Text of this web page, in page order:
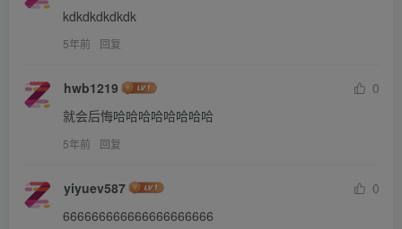
kdkdkdkdkdk
5年前 回复
hwb1219
0
就会后悔哈哈哈哈哈哈哈哈
5年前 回复
yiyuev587
0
666666666666666666666